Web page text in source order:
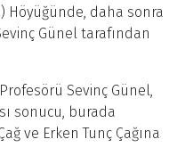
Höyüğünde, daha sonra
Günel tarafından
Sevinç Günel,
sonucu, burada
ve Erken Tunç Çağına